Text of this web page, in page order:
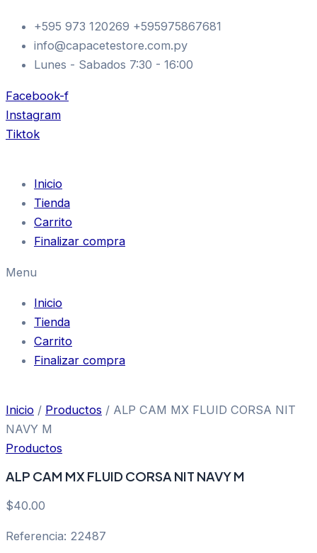
contenido
+595 973 120269 +595975867681
info@capacetestore.com.py
Lunes - Sabados 7:30 - 16:00
Facebook-f
Instagram
Tiktok
Inicio
Tienda
Carrito
Finalizar compra
Menu
Inicio
Tienda
Carrito
Finalizar compra
Inicio / Productos / ALP CAM MX FLUID CORSA NIT
NAVY M
Productos
ALP CAM MX FLUID CORSA NIT NAVY M
$40.00
Referencia: 22487
FLUID
CORSA
NAVY
M
cantidad